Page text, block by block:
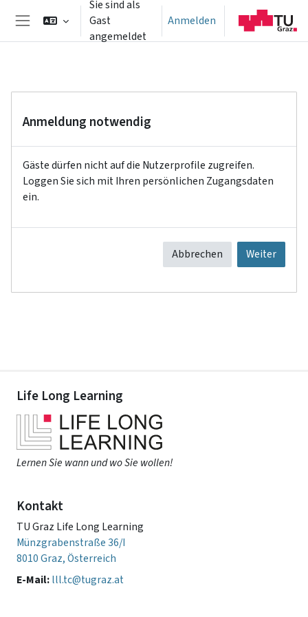
Website-Übersicht
Sie sind als
Gast
angemeldet
Anmelden
Anmeldung notwendig
Gäste dürfen nicht auf die Nutzerprofile zugreifen.
Loggen Sie sich mit Ihren persönlichen Zugangsdaten
ein.
Abbrechen Weiter
Life Long Learning
Lernen Sie wann und wo Sie wollen!
Kontakt
TU Graz Life Long Learning
Münzgrabenstraße 36/I
8010 Graz, Österreich
E-Mail:lll.tc@tugraz.at